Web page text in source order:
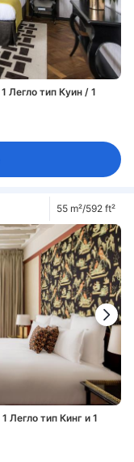
1 Легло тип Куин / 1
55 m²/592 ft²
1 Легло тип Кинг и 1